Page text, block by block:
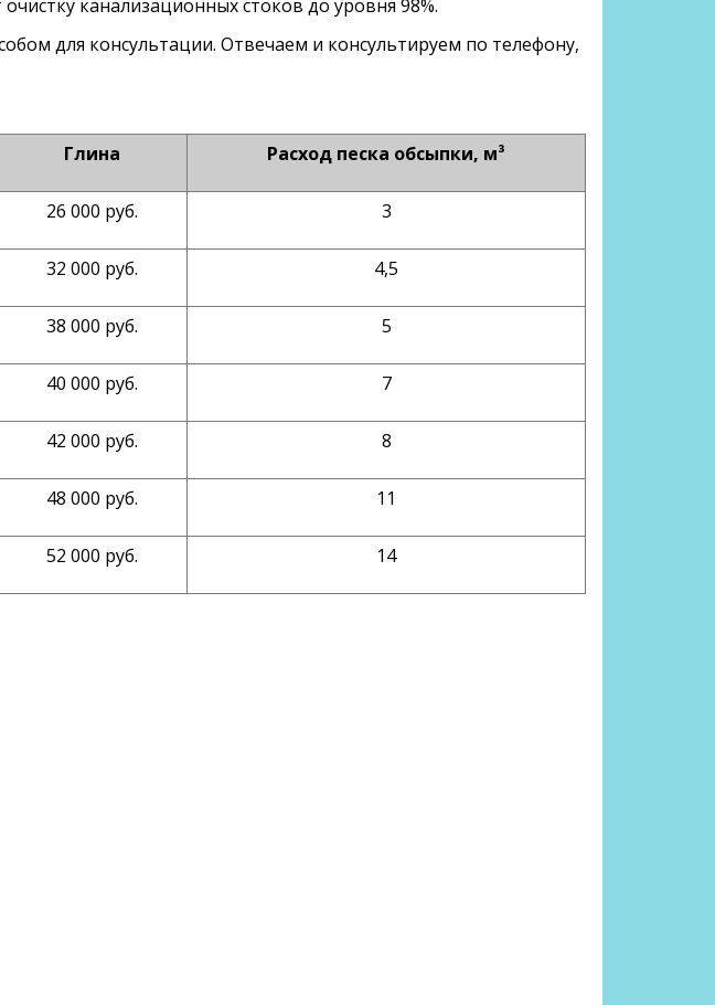
канализационных стоков до уровня 98%.
для консультации. Отвечаем и консультируем по телефону,
Глина Расход песка обсыпки, м³
26 000 руб. 3
32 000 руб. 4,5
38 000 руб. 5
40 000 руб. 7
42 000 руб. 8
48 000 руб. 11
52 000 руб. 14